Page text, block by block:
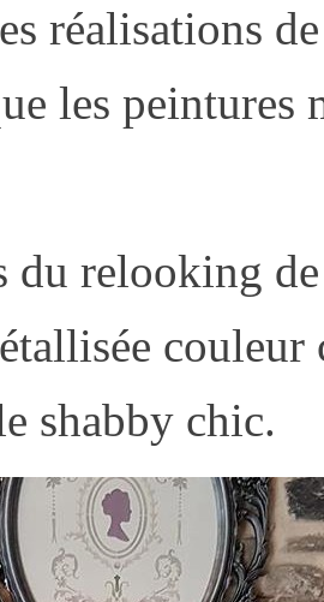
réalisations
les peintures
du relooking
shabby chic.